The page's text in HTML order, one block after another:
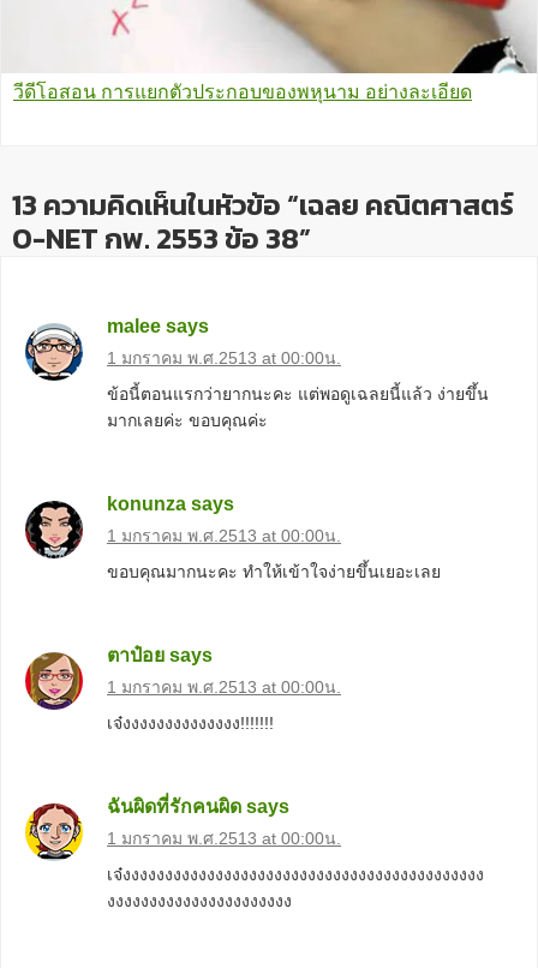
วีดีโอสอน การแยกตัวประกอบของพหุนาม อย่างละเอียด
13 ความคิดเห็นในหัวข้อ “เฉลย คณิตศาสตร์
O-NET กพ. 2553 ข้อ 38”
malee says
1 มกราคม พ.ศ.2513 at 00:00น.
ข้อนี้ตอนแรกว่ายากนะคะ แต่พอดูเฉลยนี้แล้ว ง่ายขึ้น
มากเลยค่ะ ขอบคุณค่ะ
konunza says
1 มกราคม พ.ศ.2513 at 00:00น.
ขอบคุณมากนะคะ ทำให้เข้าใจง่ายขึ้นเยอะเลย
ตาป๋อย says
1 มกราคม พ.ศ.2513 at 00:00น.
เจ๋งงงงงงงงงงงงงง!!!!!!!
ฉันผิดที่รักคนผิด says
1 มกราคม พ.ศ.2513 at 00:00น.
เจ๋งงงงงงงงงงงงงงงงงงงงงงงงงงงงงงงงงงงงงงงงงงง
งงงงงงงงงงงงงงงงงงงงงง